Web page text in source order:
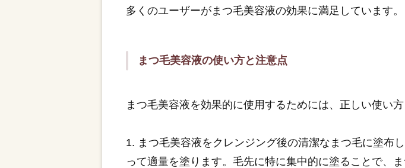
多くのユーザーがまつ毛美容液の効果に満足しています。
まつ毛美容液の使い方と注意点
まつ毛美容液を効果的に使用するためには、正しい使い
1. まつ毛美容液をクレンジング後の清潔なまつ毛に塗布
って適量を塗ります。毛先に特に集中的に塗ることで、